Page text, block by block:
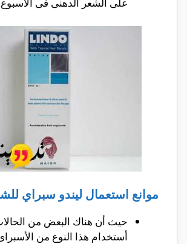
موانع استعمال ليندو سبراي
حيث أن هناك البعض من
أستخدام هذا النوع من